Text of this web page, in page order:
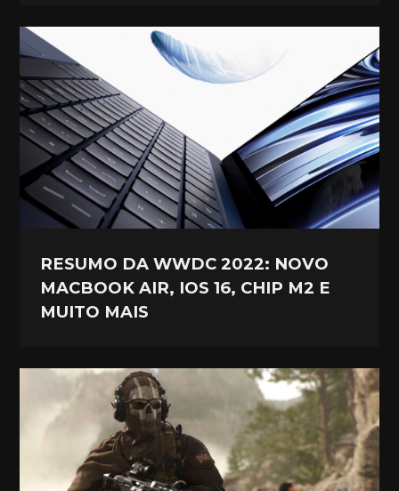
RESUMO DA WWDC 2022: NOVO
MACBOOK AIR, IOS 16, CHIP M2 E
MUITO MAIS